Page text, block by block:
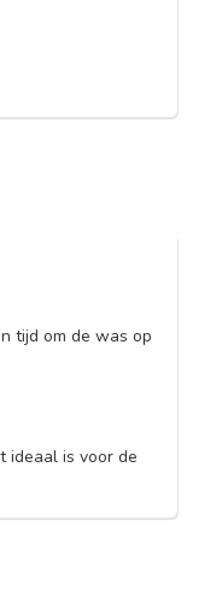
tijd om de was op
ideaal is voor de